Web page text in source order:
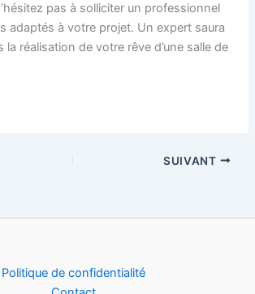
pas à solliciter un professionnel
adaptés à votre projet. Un expert saura
la réalisation de votre rêve d’une salle de
SUIVANT
Politique de confidentialité